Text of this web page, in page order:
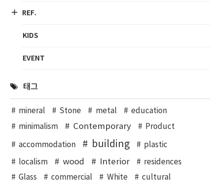
REF.
KIDS
EVENT
태그
mineral Stone metal
education
minimalism
Contemporary Product
accommodation building plastic
localism wood Interior
residences
Glass
commercial White cultural